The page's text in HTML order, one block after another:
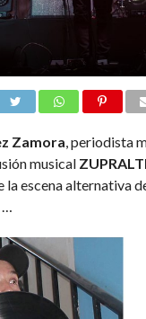
Zamora , periodista
musical
la escena alternativa